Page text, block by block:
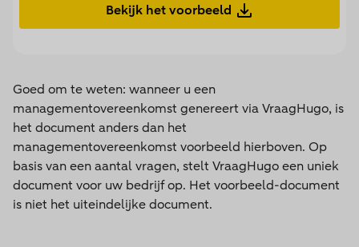
Bekijk het voorbeeld
Goed om te weten: wanneer u een
managementovereenkomst genereert via VraagHugo, is
het document anders dan het
managementovereenkomst voorbeeld hierboven. Op
basis van een aantal vragen, stelt VraagHugo een uniek
document voor uw bedrijf op. Het voorbeeld-document
is niet het uiteindelijke document.